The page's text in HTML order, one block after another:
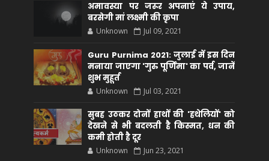
अमावस्या पर जरूर अपनाएं ये उपाय,
बरसेगी मां लक्ष्मी की कृपा
Unknown Jul 09, 2021
Guru Purnima 2021: जुलाई में इस दिन
मनाया जाएगा 'गुरु पूर्णिमा' का पर्व, जानें
शुभ मुहूर्त
Unknown Jul 03, 2021
सुबह उठकर दोनों हाथों की 'हथेलियों' को
देखने से भी बदलती है किस्मत, धन की
कमी होती है दूर
Unknown Jun 23, 2021